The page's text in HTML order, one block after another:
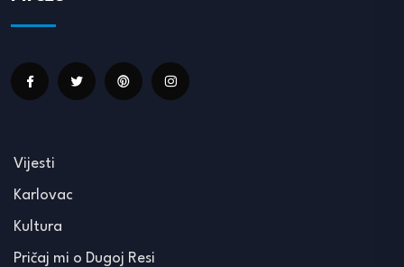
Vijesti
Karlovac
Kultura
Pričaj mi o Dugoj Resi